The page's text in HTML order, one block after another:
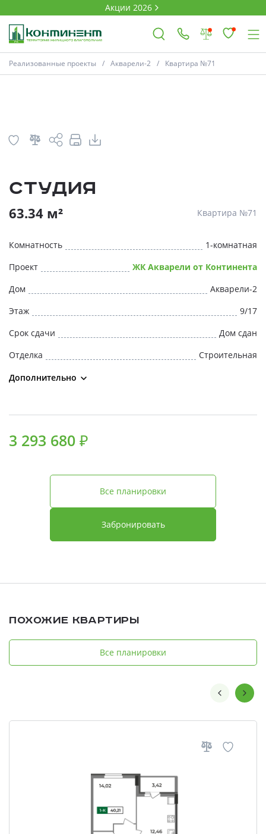
Акции 2026
Акции
Новости
Выбор недвижимости
Офис продаж
Работа
Реализованные проекты Акварели-2 Квартира №71
Студия
63.34 м² Квартира №71
Комнатность
1-комнатная
Проект
ЖК Акварели от Континента
Дом
Акварели-2
Этаж
9/17
Срок сдачи
Дом сдан
Отделка
Строительная
Дополнительно
3 293 680 ₽
Забронировать
Все планировки
План Комнатность
Похожие квартиры
Все планировки